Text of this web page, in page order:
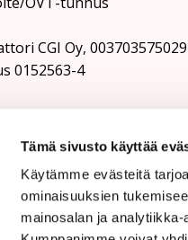
Tämä sivusto käyttää
Käytämme evästeitä
ominaisuuksien
mainosalan ja
CGI Oy, 003703575029
0152563-4
CGI Oy, 003703575029
0152563-4